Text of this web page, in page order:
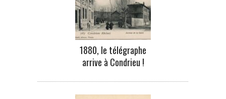
1880, le télégraphe
arrive à Condrieu !